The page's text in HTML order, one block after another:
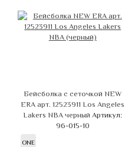
Бейсболка с сеточкой NEW
ERA арт. 12523911 Los Angeles
Lakers NBA черныйАртикул:
96-015-10
ONE